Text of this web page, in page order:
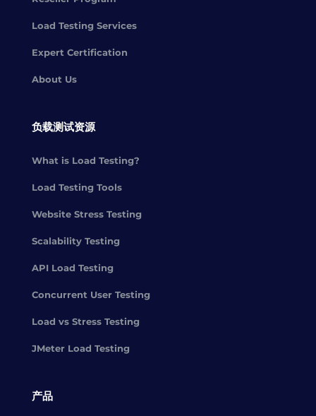
Load Testing Services
Expert Certification
About Us
负载测试资源
What is Load Testing?
Load Testing Tools
Website Stress Testing
Scalability Testing
API Load Testing
Concurrent User Testing
Load vs Stress Testing
JMeter Load Testing
产品